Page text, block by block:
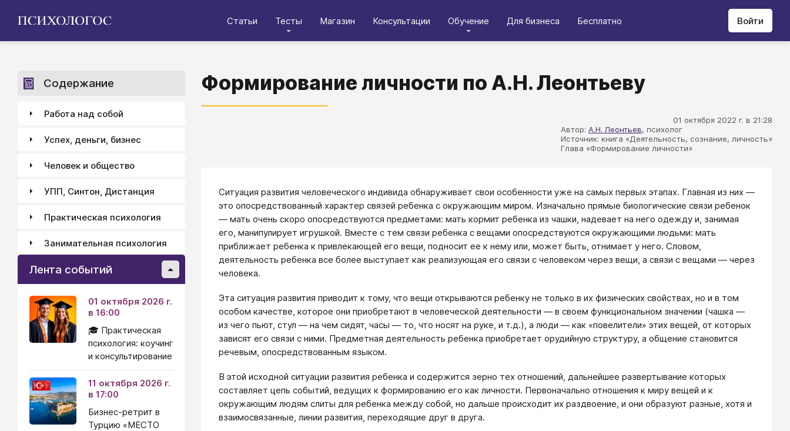
Статьи Тесты Магазин Консультации Обучение Для бизнеса Бесплатно Войти
Формирование личности по А.Н. Леонтьеву
01 октября 2022 г. в 21:28
Автор: А.Н. Леонтьев, психолог
Источник: книга «Деятельность, сознание, личность»
Глава «Формирование личности»
Ситуация развития человеческого индивида обнаруживает свои особенности уже на самых первых этапах. Главная из них ―
это опосредствованный характер связей ребенка с окружающим миром. Изначально прямые биологические связи ребенок
― мать очень скоро опосредствуются предметами: мать кормит ребенка из чашки, надевает на него одежду и, занимая
его, манипулирует игрушкой. Вместе с тем связи ребенка с вещами опосредствуются окружающими людьми: мать
приближает ребенка к привлекающей его вещи, подносит ее к нему или, может быть, отнимает у него. Словом,
деятельность ребенка все более выступает как реализующая его связи с человеком через вещи, а связи с вещами ― через
человека.
Эта ситуация развития приводит к тому, что вещи открываются ребенку не только в их физических свойствах, но и в том
особом качестве, которое они приобретают в человеческой деятельности ― в своем функциональном значении (чашка ―
из чего пьют, стул ― на чем сидят, часы ― то, что носят на руке, и т.д.), а люди ― как «повелители» этих вещей, от которых
зависят его связи с ними. Предметная деятельность ребенка приобретает орудийную структуру, а общение становится
речевым, опосредствованным языком.
В этой исходной ситуации развития ребенка и содержится зерно тех отношений, дальнейшее развертывание которых
составляет цепь событий, ведущих к формированию его как личности. Первоначально отношения к миру вещей и к
окружающим людям слиты для ребенка между собой, но дальше происходит их раздвоение, и они образуют разные, хотя и
взаимосвязанные, линии развития, переходящие друг в друга.
Содержание
Работа над собой
Успех, деньги, бизнес
Человек и общество
УПП, Синтон, Дистанция
Практическая психология
Занимательная психология
Лента событий
01 октября 2026 г.
в 16:00
🎓 Практическая
психология: коучинг
и консультирование
11 октября 2026 г.
в 17:00
Бизнес-ретрит в
Турцию «МЕСТО